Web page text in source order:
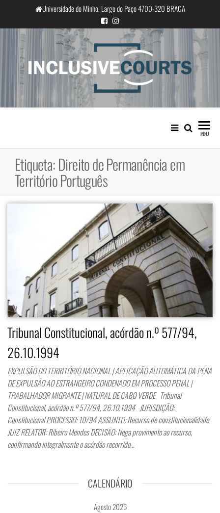
o
conteúdo
Universidade do Minho, Largo do Paço 4700-320 BRAGA
InclusiveCourts
Igualdade e diferença cultural na
prática judicial portuguesa
MENU
Etiqueta:Direito de Permanência em
Território Português
Tribunal Constitucional, acórdão n.º 577/94,
26.10.1994
EXPULSÃO DO TERRITÓRIO NACIONAL | APLICAÇÃO AUTOMÁTICA DA PENA
DE EXPULSÃO AO ESTRANGEIRO CONDENADO EM PROCESSO PENAL |
TRABALHADOR MIGRANTE | NATURAL DE CABO VERDE Tribunal
Constitucional, acórdão n.º 577/94, 26.10.1994 JURISDIÇÃO:
Constitucional PROCESSO: 10/94 ASSUNTO: Recurso de constitucionalidade
JUIZ RELATOR: Ribeiro Mendes DECISÃO: Nega provimento ao recurso,
confirmando integralmente o acórdão recorrido…
CALENDÁRIO
Agosto 2026